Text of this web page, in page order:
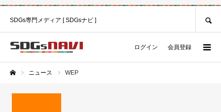
SDGs専門メディア [ SDGsナビ ]
ログイン 会員登録
ニュース WEP